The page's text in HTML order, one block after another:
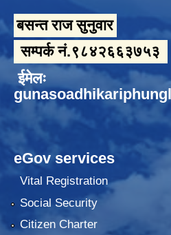
बसन्त राज सुनुवार
सम्पर्क नं.९८४२६६३७५३
ईमेलः
eGov services
Vital Registration
Social Security
Citizen Charter